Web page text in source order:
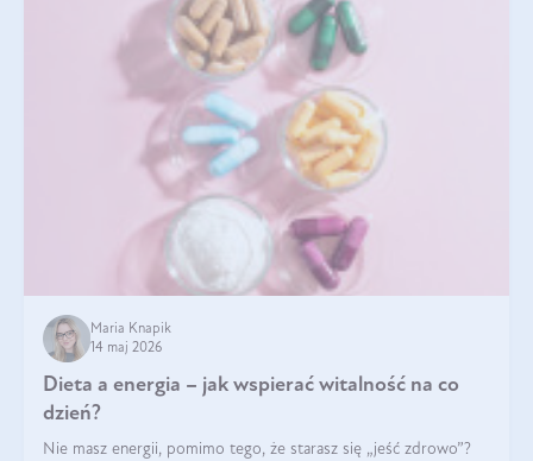
Maria Knapik
14 maj 2026
Dieta a energia – jak wspierać witalność na co
dzień?
Nie masz energii, pomimo tego, że starasz się „jeść zdrowo”?